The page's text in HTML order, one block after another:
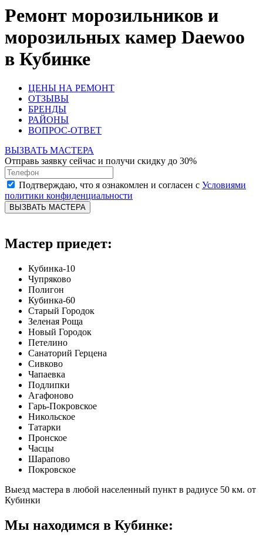
Ремонт морозильников и
морозильных камер Daewoo
в Кубинке
ЦЕНЫ НА РЕМОНТ
ОТЗЫВЫ
БРЕНДЫ
РАЙОНЫ
ВОПРОС-ОТВЕТ
ВЫЗВАТЬ МАСТЕРА
Отправь заявку сейчас и получи скидку до 30%
Подтверждаю, что я ознакомлен и согласен с Условиями
политики конфиденциальности
ВЫЗВАТЬ МАСТЕРА
Мастер приедет:
Кубинка-10
Чупряково
Полигон
Кубинка-60
Старый Городок
Зеленая Роща
Новый Городок
Петелино
Санаторий Герцена
Сивково
Чапаевка
Подлипки
Агафоново
Гарь-Покровское
Никольское
Татарки
Пронское
Часцы
Шарапово
Покровское
Выезд мастера в любой населенный пункт в радиусе 50 км. от
Кубинки
Мы находимся в Кубинке: